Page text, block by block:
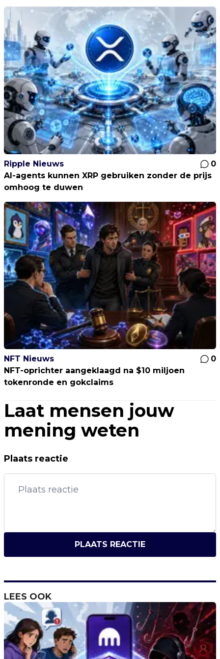
Ripple Nieuws
0
AI-agents kunnen XRP gebruiken zonder de prijs
omhoog te duwen
NFT Nieuws
0
NFT-oprichter aangeklaagd na $10 miljoen
tokenronde en gokclaims
Laat mensen jouw
mening weten
Plaats reactie
PLAATS REACTIE
LEES OOK